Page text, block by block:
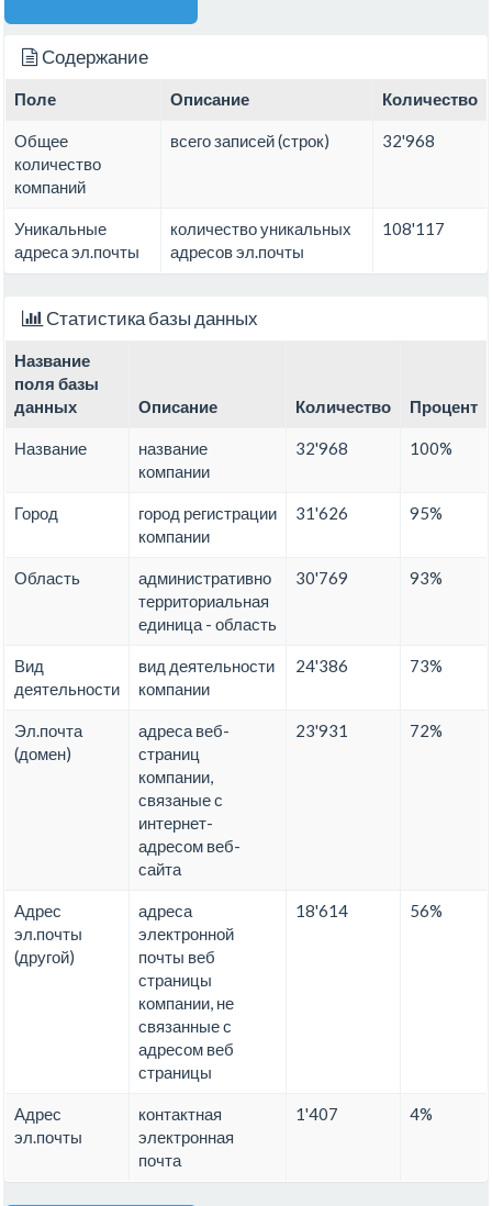
Содержание
Поле Описание Количество
Общее
количество
компаний
всего записей (строк) 32'968
Уникальные
адреса эл.почты
количество уникальных
адресов эл.почты
108'117
Статистика базы данных
Название
поля базы
данных
Описание Количество Процент
Название
название
компании
32'968 100%
Город
город регистрации
компании
31'626 95%
Область
административно
территориальная
единица - область
30'769 93%
Вид
деятельности
вид деятельности
компании
24'386 73%
Эл.почта
(домен)
адреса веб-
страниц
компании,
связаные с
интернет-
адресом веб-
сайта
23'931 72%
Адрес
эл.почты
(другой)
адреса
электронной
почты веб
страницы
компании, не
связанные с
адресом веб
страницы
18'614 56%
Адрес
эл.почты
контактная
электронная
почта
1'407 4%